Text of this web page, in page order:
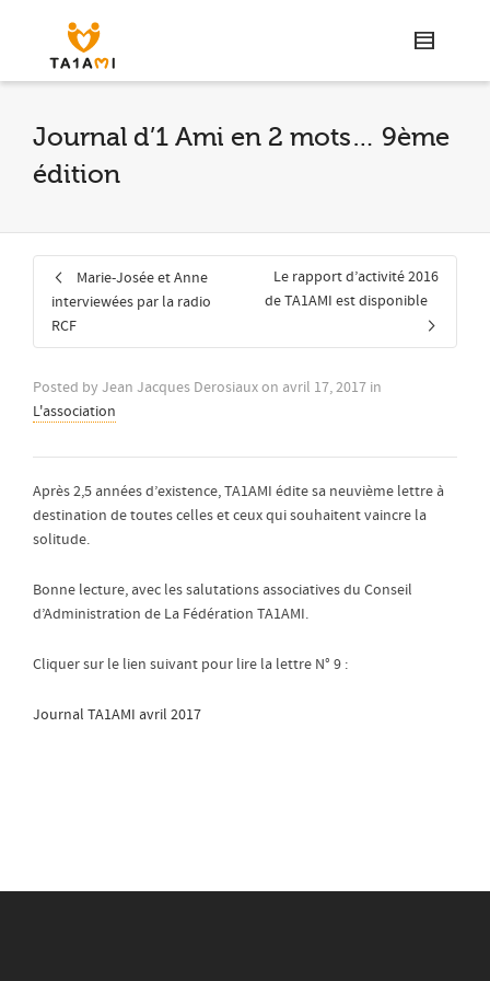
Journal d’1 Ami en 2 mots… 9ème
édition
Marie-Josée et Anne
interviewées par la radio
RCF
Le rapport d’activité 2016
de TA1AMI est disponible
Posted by Jean Jacques Derosiauxon avril 17, 2017 in
L'association
Après 2,5 années d’existence, TA1AMI édite sa neuvième lettre à
destination de toutes celles et ceux qui souhaitent vaincre la
solitude.
Bonne lecture, avec les salutations associatives du Conseil
d’Administration de La Fédération TA1AMI.
Cliquer sur le lien suivant pour lire la lettre N° 9 :
Journal TA1AMI avril 2017